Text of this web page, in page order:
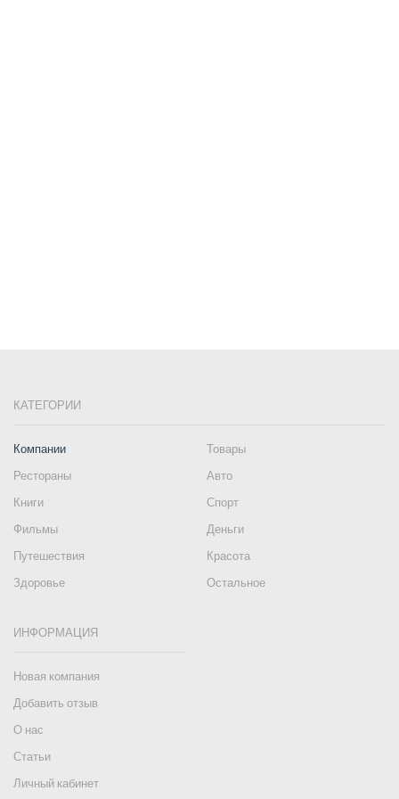
КАТЕГОРИИ
Компании
Товары
Рестораны
Авто
Книги
Спорт
Фильмы
Деньги
Путешествия
Красота
Здоровье
Остальное
ИНФОРМАЦИЯ
Новая компания
Добавить отзыв
О нас
Статьи
Личный кабинет